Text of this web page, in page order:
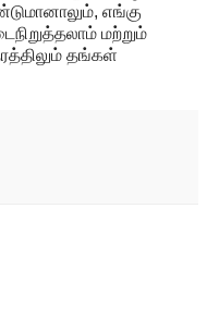
எங்கு
மற்றும்
தங்கள்